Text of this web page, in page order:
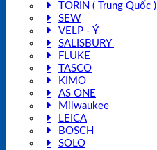
TORIN ( Trung Quốc )
SEW
VELP - Ý
SALISBURY
FLUKE
TASCO
KIMO
AS ONE
Milwaukee
LEICA
BOSCH
SOLO